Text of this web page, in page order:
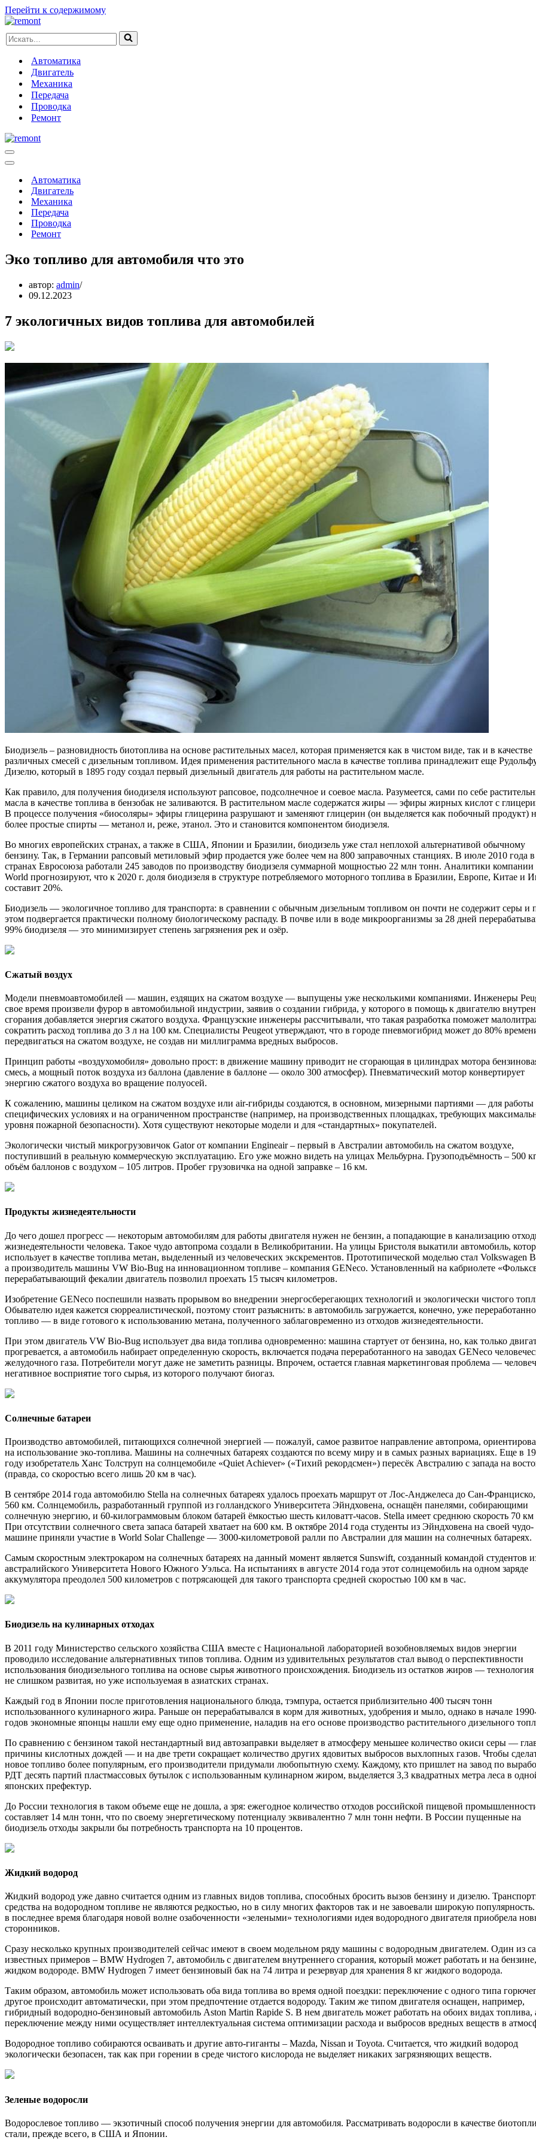
Перейти к содержимому
Искать...
Автоматика
Двигатель
Механика
Передача
Проводка
Ремонт
Меню
навигации
Меню
навигацииАвтоматика
Двигатель
Механика
Передача
Проводка
Ремонт
Эко топливо для автомобиля что это
автор: admin
09.12.2023
7 экологичных видов топлива для автомобилей
Биодизель – разновидность биотоплива на основе растительных масел, которая применяется как в чистом виде, так и в качестве
различных смесей с дизельным топливом. Идея применения растительного масла в качестве топлива принадлежит еще
Дизелю, который в 1895 году создал первый дизельный двигатель для работы на растительном масле.
Как правило, для получения биодизеля используют рапсовое, подсолнечное и соевое масла. Разумеется, сами по себе
масла в качестве топлива в бензобак не заливаются. В растительном масле содержатся жиры — эфиры жирных кислот с
В процессе получения «биосоляры» эфиры глицерина разрушают и заменяют глицерин (он выделяется как побочный продукт)
более простые спирты — метанол и, реже, этанол. Это и становится компонентом биодизеля.
Во многих европейских странах, а также в США, Японии и Бразилии, биодизель уже стал неплохой альтернативой обычному
бензину. Так, в Германии рапсовый метиловый эфир продается уже более чем на 800 заправочных станциях. В июле 2010 года в
странах Евросоюза работали 245 заводов по производству биодизеля суммарной мощностью 22 млн тонн. Аналитики компании
World прогнозируют, что к 2020 г. доля биодизеля в структуре потребляемого моторного топлива в Бразилии, Европе, Китае и
составит 20%.
Биодизель — экологичное топливо для транспорта: в сравнении с обычным дизельным топливом он почти не содержит серы и
этом подвергается практически полному биологическому распаду. В почве или в воде микроорганизмы за 28 дней
99% биодизеля — это минимизирует степень загрязнения рек и озёр.
Сжатый воздух
Модели пневмоавтомобилей — машин, ездящих на сжатом воздухе — выпущены уже несколькими компаниями. Инженеры
свое время произвели фурор в автомобильной индустрии, заявив о создании гибрида, у которого в помощь к двигателю
сгорания добавляется энергия сжатого воздуха. Французские инженеры рассчитывали, что такая разработка поможет
сократить расход топлива до 3 л на 100 км. Специалисты Peugeot утверждают, что в городе пневмогибрид может до 80%
передвигаться на сжатом воздухе, не создав ни миллиграмма вредных выбросов.
Принцип работы «воздухомобиля» довольно прост: в движение машину приводит не сгорающая в цилиндрах мотора
смесь, а мощный поток воздуха из баллона (давление в баллоне — около 300 атмосфер). Пневматический мотор конвертирует
энергию сжатого воздуха во вращение полуосей.
К сожалению, машины целиком на сжатом воздухе или air-гибриды создаются, в основном, мизерными партиями — для работы
специфических условиях и на ограниченном пространстве (например, на производственных площадках, требующих
уровня пожарной безопасности). Хотя существуют некоторые модели и для «стандартных» покупателей.
Экологически чистый микрогрузовичок Gator от компании Engineair – первый в Австралии автомобиль на сжатом воздухе,
поступивший в реальную коммерческую эксплуатацию. Его уже можно видеть на улицах Мельбурна. Грузоподъёмность – 500
объём баллонов с воздухом – 105 литров. Пробег грузовичка на одной заправке – 16 км.
Продукты жизнедеятельности
До чего дошел прогресс — некоторым автомобилям для работы двигателя нужен не бензин, а попадающие в канализацию
жизнедеятельности человека. Такое чудо автопрома создали в Великобритании. На улицы Бристоля выкатили автомобиль,
использует в качестве топлива метан, выделенный из человеческих экскрементов. Прототипической моделью стал Volkswagen
а производитель машины VW Bio-Bug на инновационном топливе – компания GENeco. Установленный на кабриолете
перерабатывающий фекалии двигатель позволил проехать 15 тысяч километров.
Изобретение GENeco поспешили назвать прорывом во внедрении энергосберегающих технологий и экологически чистого
Обывателю идея кажется сюрреалистической, поэтому стоит разъяснить: в автомобиль загружается, конечно, уже
топливо — в виде готового к использованию метана, полученного заблаговременно из отходов жизнедеятельности.
При этом двигатель VW Bio-Bug использует два вида топлива одновременно: машина стартует от бензина, но, как только
прогревается, а автомобиль набирает определенную скорость, включается подача переработанного на заводах GENeco
желудочного газа. Потребители могут даже не заметить разницы. Впрочем, остается главная маркетинговая проблема —
негативное восприятие того сырья, из которого получают биогаз.
Солнечные батареи
Производство автомобилей, питающихся солнечной энергией — пожалуй, самое развитое направление автопрома,
на использование эко-топлива. Машины на солнечных батареях создаются по всему миру и в самых разных вариациях. Еще в
году изобретатель Ханс Толструп на солнцемобиле «Quiet Achiever» («Тихий рекордсмен») пересёк Австралию с запада на
(правда, со скоростью всего лишь 20 км в час).
В сентябре 2014 года автомобилю Stella на солнечных батареях удалось проехать маршрут от Лос-Анджелеса до Сан-Франциско,
560 км. Солнцемобиль, разработанный группой из голландского Университета Эйндховена, оснащён панелями, собирающими
солнечную энергию, и 60-килограммовым блоком батарей ёмкостью шесть киловатт-часов. Stella имеет среднюю скорость 70 км
При отсутствии солнечного света запаса батарей хватает на 600 км. В октябре 2014 года студенты из Эйндховена на своей чудо-
машине приняли участие в World Solar Challenge — 3000-километровой ралли по Австралии для машин на солнечных батареях.
Самым скоростным электрокаром на солнечных батареях на данный момент является Sunswift, созданный командой студентов
австралийского Университета Нового Южного Уэльса. На испытаниях в августе 2014 года этот солнцемобиль на одном заряде
аккумулятора преодолел 500 километров с потрясающей для такого транспорта средней скоростью 100 км в час.
Биодизель на кулинарных отходах
В 2011 году Министерство сельского хозяйства США вместе с Национальной лабораторией возобновляемых видов энергии
проводило исследование альтернативных типов топлива. Одним из удивительных результатов стал вывод о перспективности
использования биодизельного топлива на основе сырья животного происхождения. Биодизель из остатков жиров —
не слишком развитая, но уже используемая в азиатских странах.
Каждый год в Японии после приготовления национального блюда, тэмпура, остается приблизительно 400 тысяч тонн
использованного кулинарного жира. Раньше он перерабатывался в корм для животных, удобрения и мыло, однако в начале
годов экономные японцы нашли ему еще одно применение, наладив на его основе производство растительного дизельного
По сравнению с бензином такой нестандартный вид автозаправки выделяет в атмосферу меньшее количество окиси серы —
причины кислотных дождей — и на две трети сокращает количество других ядовитых выбросов выхлопных газов. Чтобы
новое топливо более популярным, его производители придумали любопытную схему. Каждому, кто пришлет на завод по
РДТ десять партий пластмассовых бутылок с использованным кулинарном жиром, выделяется 3,3 квадратных метра леса в
японских префектур.
До России технология в таком объеме еще не дошла, а зря: ежегодное количество отходов российской пищевой
составляет 14 млн тонн, что по своему энергетическому потенциалу эквивалентно 7 млн тонн нефти. В России пущенные на
биодизель отходы закрыли бы потребность транспорта на 10 процентов.
Жидкий водород
Жидкий водород уже давно считается одним из главных видов топлива, способных бросить вызов бензину и дизелю.
средства на водородном топливе не являются редкостью, но в силу многих факторов так и не завоевали широкую
в последнее время благодаря новой волне озабоченности «зелеными» технологиями идея водородного двигателя приобрела
сторонников.
Сразу несколько крупных производителей сейчас имеют в своем модельном ряду машины с водородным двигателем. Один из
известных примеров – BMW Hydrogen 7, автомобиль с двигателем внутреннего сгорания, который может работать и на
жидком водороде. BMW Hydrogen 7 имеет бензиновый бак на 74 литра и резервуар для хранения 8 кг жидкого водорода.
Таким образом, автомобиль может использовать оба вида топлива во время одной поездки: переключение с одного типа
другое происходит автоматически, при этом предпочтение отдается водороду. Таким же типом двигателя оснащен, например,
гибридный водородно-бензиновый автомобиль Aston Martin Rapide S. В нем двигатель может работать на обоих видах топлива,
переключение между ними осуществляет интеллектуальная система оптимизации расхода и выбросов вредных веществ в
Водородное топливо собираются осваивать и другие авто-гиганты – Mazda, Nissan и Toyota. Считается, что жидкий водород
экологически безопасен, так как при горении в среде чистого кислорода не выделяет никаких загрязняющих веществ.
Зеленые водоросли
Водорослевое топливо — экзотичный способ получения энергии для автомобиля. Рассматривать водоросли в качестве
стали, прежде всего, в США и Японии.